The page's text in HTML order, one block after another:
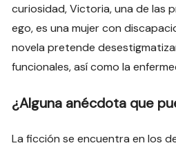
curiosidad, Victoria, una de las
ego, es una mujer con
novela pretende
funcionales, así como la
¿Alguna anécdota que
La ficción se encuentra en los